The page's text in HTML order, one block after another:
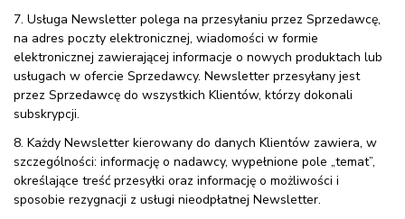
7. Usługa Newsletter polega na przesyłaniu przez Sprzedawcę,
na adres poczty elektronicznej, wiadomości w formie
elektronicznej zawierającej informacje o nowych produktach lub
usługach w ofercie Sprzedawcy. Newsletter przesyłany jest
przez Sprzedawcę do wszystkich Klientów, którzy dokonali
subskrypcji.
8. Każdy Newsletter kierowany do danych Klientów zawiera, w
szczególności: informację o nadawcy, wypełnione pole „temat”,
określające treść przesyłki oraz informację o możliwości i
sposobie rezygnacji z usługi nieodpłatnej Newsletter.